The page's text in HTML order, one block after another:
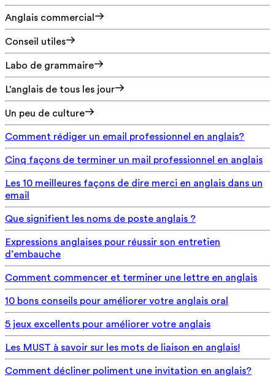
Anglais commercial
Conseil utiles
Labo de grammaire
L'anglais de tous les jour
Un peu de culture
Comment rédiger un email professionnel en anglais?
Cinq façons de terminer un mail professionnel en anglais
Les 10 meilleures façons de dire merci en anglais dans un
email
Que signifient les noms de poste anglais ?
Expressions anglaises pour réussir son entretien
d’embauche
Comment commencer et terminer une lettre en anglais
10 bons conseils pour améliorer votre anglais oral
5 jeux excellents pour améliorer votre anglais
Les MUST à savoir sur les mots de liaison en anglais!
Comment décliner poliment une invitation en anglais?